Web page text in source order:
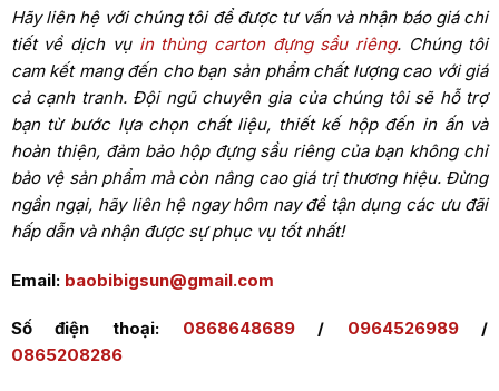
Hãy liên hệ với chúng tôi để được tư vấn và nhận báo giá chi
tiết về dịch vụ in thùng carton đựng sầu riêng. Chúng tôi
cam kết mang đến cho bạn sản phẩm chất lượng cao với giá
cả cạnh tranh. Đội ngũ chuyên gia của chúng tôi sẽ hỗ trợ
bạn từ bước lựa chọn chất liệu, thiết kế hộp đến in ấn và
hoàn thiện, đảm bảo hộp đựng sầu riêng của bạn không chỉ
bảo vệ sản phẩm mà còn nâng cao giá trị thương hiệu. Đừng
ngần ngại, hãy liên hệ ngay hôm nay để tận dụng các ưu đãi
hấp dẫn và nhận được sự phục vụ tốt nhất!
Email: baobibigsun@gmail.com
Số điện thoại: 0868648689/ 0964526989/
0865208286